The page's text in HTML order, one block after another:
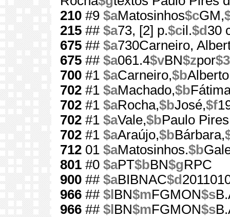
210 #9 $aMatosinhos$cGM,
215 ## $a73, [2] p.$cil.$d 30
675 ## $a730Carneiro,
675 ## $a061.4$vBN$zpor$3
700 #1 $aCarneiro,$b
702 #1 $aMachado,$b
702 #1 $aRocha,$bJosé,$f
702 #1 $aVale,$bPaulo
702 #1 $aAraújo,$bBárbara,
712 01 $aMatosinhos.$b
801 #0 $aPT$bBN$gRPC
900 ## $aBIBNAC$d
966 ## $l BN$mFGMON$s
966 ## $l BN$mFGMON$s